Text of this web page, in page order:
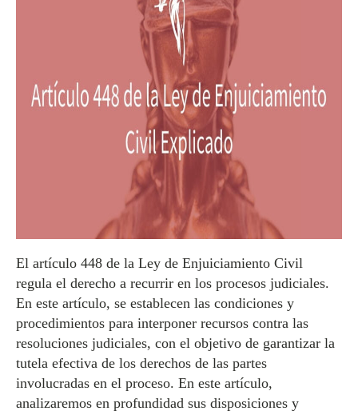
El artículo 448 de la Ley de Enjuiciamiento Civil
regula el derecho a recurrir en los procesos judiciales.
En este artículo, se establecen las condiciones y
procedimientos para interponer recursos contra las
resoluciones judiciales, con el objetivo de garantizar la
tutela efectiva de los derechos de las partes
involucradas en el proceso. En este artículo,
analizaremos en profundidad sus disposiciones y